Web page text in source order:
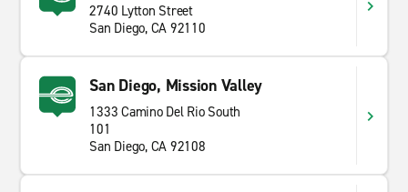
2740 Lytton Street
San Diego, CA 92110
San Diego, Mission Valley
1333 Camino Del Rio South
101
San Diego, CA 92108